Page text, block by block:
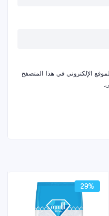
الإلكتروني في هذا المتصفح
29%